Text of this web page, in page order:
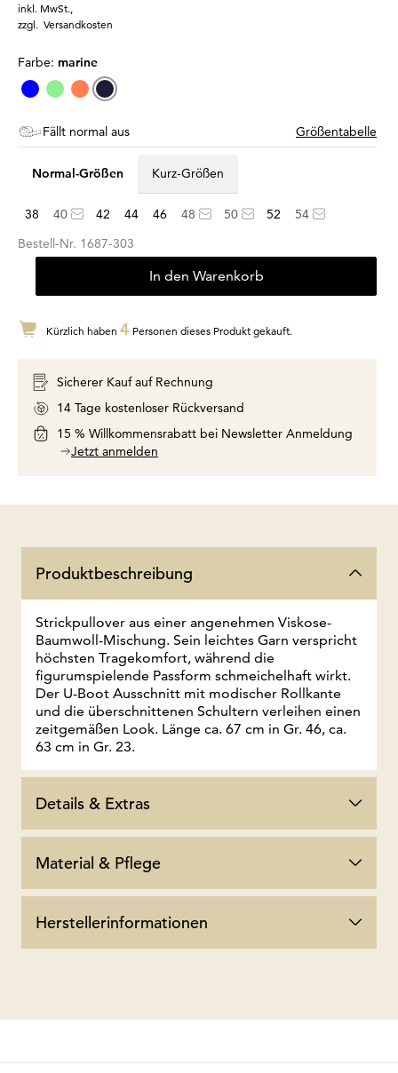
inkl. MwSt.
zzgl. Versandkosten
Farbe: marine
Fällt normal aus Größentabelle
Normal-Größen Kurz-Größen
38 40 42 44 46 48 50 52
54
Bestell-Nr. 1687-303
In den Warenkorb
Kürzlich haben 4 Personen dieses Produkt gekauft.
Sicherer Kauf auf Rechnung
14 Tage kostenloser Rückversand
15 % Willkommensrabatt bei Newsletter Anmeldung
Jetzt anmelden
Produktbeschreibung
Strickpullover aus einer angenehmen Viskose-
Baumwoll-Mischung. Sein leichtes Garn verspricht
höchsten Tragekomfort, während die
figurumspielende Passform schmeichelhaft wirkt.
Der U-Boot Ausschnitt mit modischer Rollkante
und die überschnittenen Schultern verleihen einen
zeitgemäßen Look. Länge ca. 67 cm in Gr. 46, ca.
63 cm in Gr. 23.
Details & Extras
Material & Pflege
Herstellerinformationen